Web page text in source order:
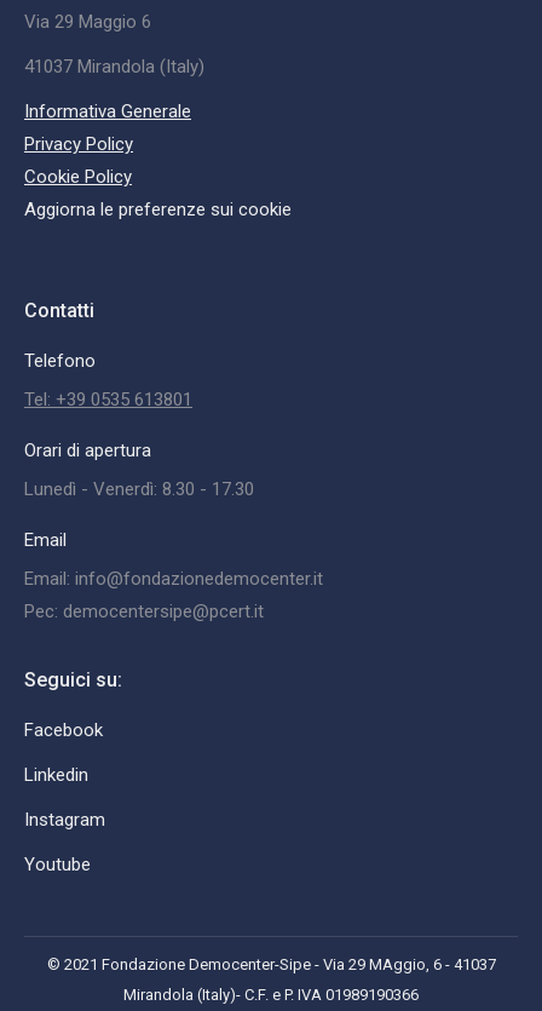
Via 29 Maggio 6
41037 Mirandola (Italy)
Informativa Generale
Privacy Policy
Cookie Policy
Aggiorna le preferenze sui cookie
Contatti
Telefono
Tel: +39 0535 613801
Orari di apertura
Lunedì - Venerdì: 8.30 - 17.30
Email
Email: info@fondazionedemocenter.it
Pec: democentersipe@pcert.it
Seguici su:
Facebook
Linkedin
Instagram
Youtube
© 2021 Fondazione Democenter-Sipe - Via 29 MAggio, 6 - 41037
Mirandola (Italy)- C.F. e P. IVA 01989190366